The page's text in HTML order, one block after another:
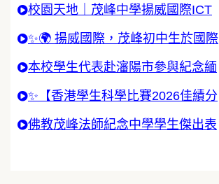
校園天地｜茂峰中學揚威國際ICT
✨🌍 揚威國際，茂峰初中生於國際
本校學生代表赴瀋陽市參與紀念緬
✨【香港學生科學比賽2026佳績分
佛教茂峰法師紀念中學學生傑出表